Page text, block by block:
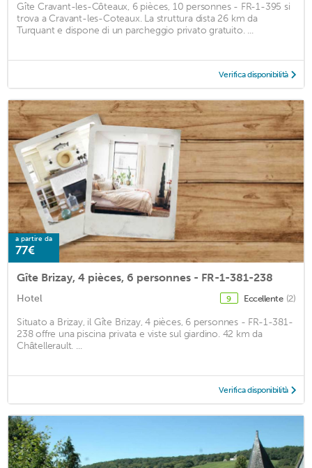
Gîte Cravant-les-Côteaux, 6 pièces, 10 personnes - FR-1-395 si
trova a Cravant-les-Coteaux. La struttura dista 26 km da
Turquant e dispone di un parcheggio privato gratuito. ...
Verifica disponibilità
a partire da
77€
Gîte Brizay, 4 pièces, 6 personnes - FR-1-381-238
Hotel 9 Eccellente (2)
Situato a Brizay, il Gîte Brizay, 4 pièces, 6 personnes - FR-1-381-
238 offre una piscina privata e viste sul giardino. 42 km da
Châtellerault. ...
Verifica disponibilità